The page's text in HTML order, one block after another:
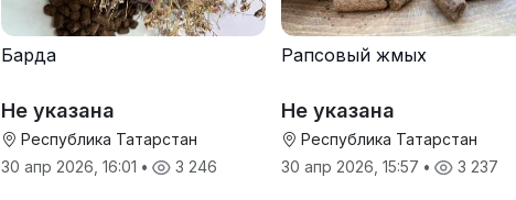
Барда
Не указана
Республика Татарстан
30 апр 2026, 16:01 • 3 246
Рапсовый жмых
Не указана
Республика Татарстан
30 апр 2026, 15:57 • 3 237